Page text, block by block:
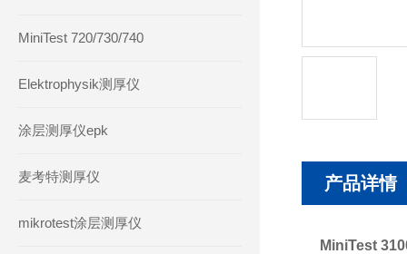
MiniTest 720/730/740
Elektrophysik测厚仪
涂层测厚仪epk
麦考特测厚仪
mikrotest涂层测厚仪
产品详情
MiniTest